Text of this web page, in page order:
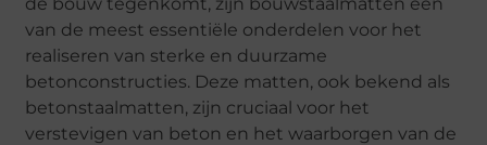
van de meest essentiële onderdelen voor het
realiseren van sterke en duurzame
betonconstructies. Deze matten, ook bekend als
betonstaalmatten, zijn cruciaal voor het
verstevigen van beton en het waarborgen van de